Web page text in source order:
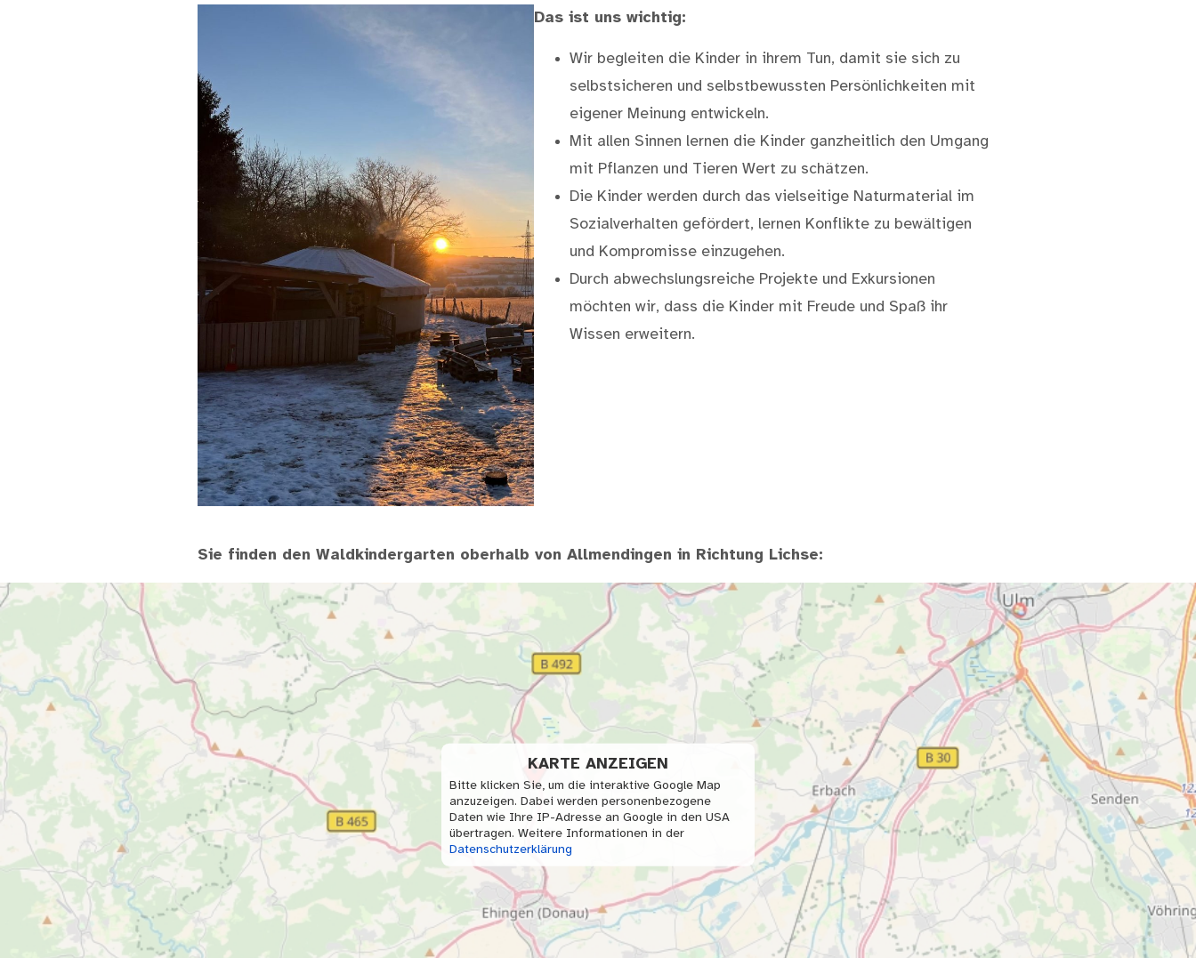
Das ist uns wichtig:
Wir begleiten die Kinder in ihrem Tun, damit sie sich zu
selbstsicheren und selbstbewussten Persönlichkeiten mit
eigener Meinung entwickeln.
Mit allen Sinnen lernen die Kinder ganzheitlich den Umgang
mit Pflanzen und Tieren Wert zu schätzen.
Die Kinder werden durch das vielseitige Naturmaterial im
Sozialverhalten gefördert, lernen Konflikte zu bewältigen
und Kompromisse einzugehen.
Durch abwechslungsreiche Projekte und Exkursionen
möchten wir, dass die Kinder mit Freude und Spaß ihr
Wissen erweitern.
Sie finden den Waldkindergarten oberhalb von Allmendingen in Richtung Lichse:
KARTE ANZEIGEN
Bitte klicken Sie, um die interaktive Google Map
anzuzeigen. Dabei werden personenbezogene
Daten wie Ihre IP-Adresse an Google in den USA
übertragen. Weitere Informationen in der
Datenschutzerklärung